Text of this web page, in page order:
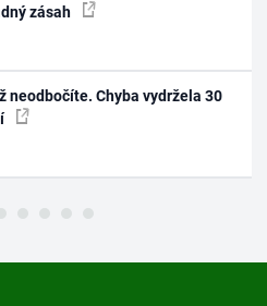
zásah
neodbočíte. Chyba vydržela 30